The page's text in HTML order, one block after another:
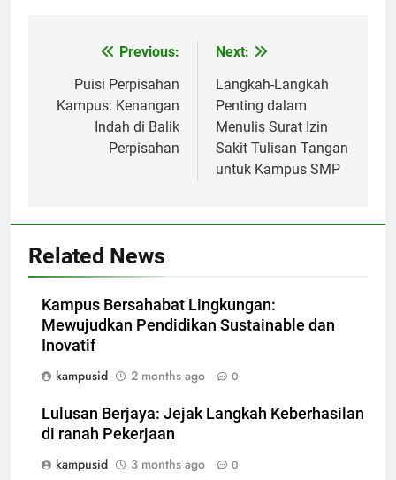
navigation
Previous:
Puisi Perpisahan
Kampus: Kenangan
Indah di Balik
Perpisahan
Next:
Langkah-Langkah
Penting dalam
Menulis Surat Izin
Sakit Tulisan Tangan
untuk Kampus SMP
Related News
Kampus Bersahabat Lingkungan:
Mewujudkan Pendidikan Sustainable dan
Inovatif
kampusid
2 months ago 0
Lulusan Berjaya: Jejak Langkah Keberhasilan
di ranah Pekerjaan
kampusid
3 months ago 0